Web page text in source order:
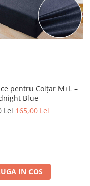
pentru Colțar M+L –
Blue
Lei165,00 Lei
IN COS